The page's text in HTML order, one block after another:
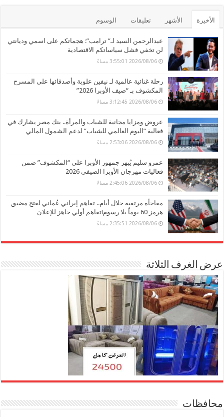
الأخيرة الأشهر تعليقات الوسوم
عبدالرحمن السيد لـ” ترامب”: هجماتكم على اسمي وديانتي
لن تخفي فشل سياساتكم الاقتصادية
2026/08/06 3:55:01 مساءً
رحلة غنائية عالمية لـ نيفين علوبة وأصدقائها على المسرح
المكشوف بـ “صيف الأوبرا 2026”
2026/08/06 3:12:45 مساءً
عروض ومزايا مجانية للشباب والمرأة.. بنك مصر يشارك في
فعالية “اليوم العالمي للشباب” لدعم الشمول المالي
2026/08/06 2:53:06 مساءً
عمرو سليم يُبهر جمهور الأوبرا على “المكشوف” ضمن
فعاليات مهرجان الأوبرا الصيفي 2026
2026/08/06 2:45:06 مساءً
مفاجأة مرتقبة خلال أيام.. تفاهم إيراني عُماني لفتح مضيق
هرمز 60 يوماً بلا رسوم!تفاهم أولي جاهز للإعلان
2026/08/06 2:35:51 مساءً
عرض الغرف الثلاثة
محافظات